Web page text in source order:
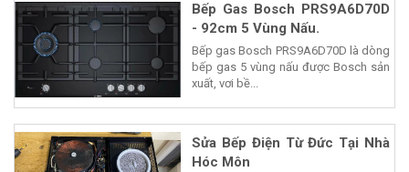
Bếp Gas Bosch PRS9A6D70D
- 92cm 5 Vùng Nấu.
Bếp gas Bosch PRS9A6D70D là dòng
bếp gas 5 vùng nấu được Bosch sản
xuất, vơi bề...
Sửa Bếp Điện Từ Đức Tại Nhà
Hóc Môn